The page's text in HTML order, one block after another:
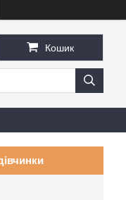
Кошик